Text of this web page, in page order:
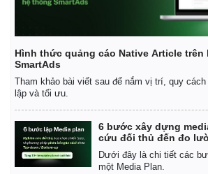
Hình thức quảng cáo Native Article trên
SmartAds
Tham khảo bài viết sau để nắm vị trí, quy
lập và tối ưu.
6 bước xây dựng
cứu đối thủ đến đo
Dưới đây là chi tiết các
một Media Plan.